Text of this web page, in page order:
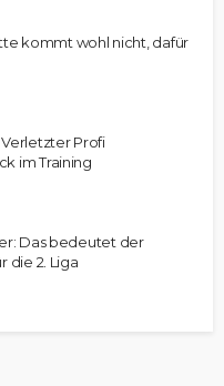
kommt wohl nicht, dafür
Profi
im Training
Das bedeutet der
die 2. Liga